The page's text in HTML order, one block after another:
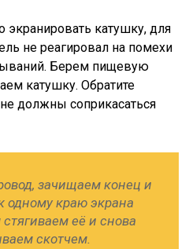
экранировать катушку, для
не реагировал на помехи
Берем пищевую
катушку. Обратите
должны соприкасаться
зачищаем конец и
одному краю экрана
её и снова
скотчем.